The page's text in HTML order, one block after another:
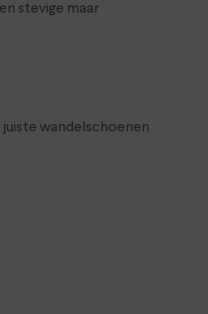
stevige maar
wandelschoenen